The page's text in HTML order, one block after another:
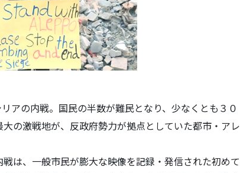
アの内戦。国民の半数が難民となり、少なくとも３０
の激戦地が、反政府勢力が拠点としていた都市・アレ
は、一般市民が膨大な映像を記録・発信された初めて